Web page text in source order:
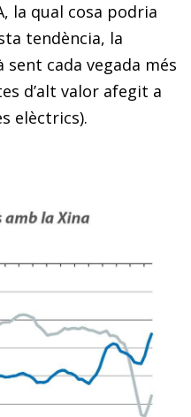
la qual cosa podria
tendència, la
cada vegada més
d’alt valor afegit a
elèctrics).